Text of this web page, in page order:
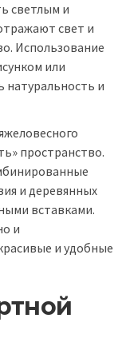
светлым и
свет и
Использование
или
натуральность и
пространство.
и деревянных
вставками.
и
и удобные